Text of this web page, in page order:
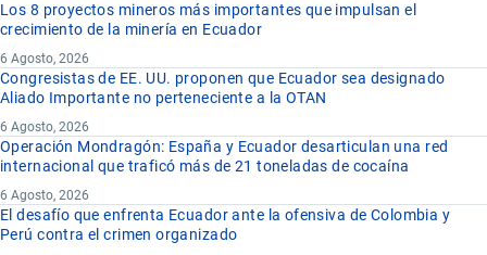
Los 8 proyectos mineros más importantes que impulsan el
crecimiento de la minería en Ecuador
6 Agosto, 2026
Congresistas de EE. UU. proponen que Ecuador sea designado
Aliado Importante no perteneciente a la OTAN
6 Agosto, 2026
Operación Mondragón: España y Ecuador desarticulan una red
internacional que traficó más de 21 toneladas de cocaína
6 Agosto, 2026
El desafío que enfrenta Ecuador ante la ofensiva de Colombia y
Perú contra el crimen organizado